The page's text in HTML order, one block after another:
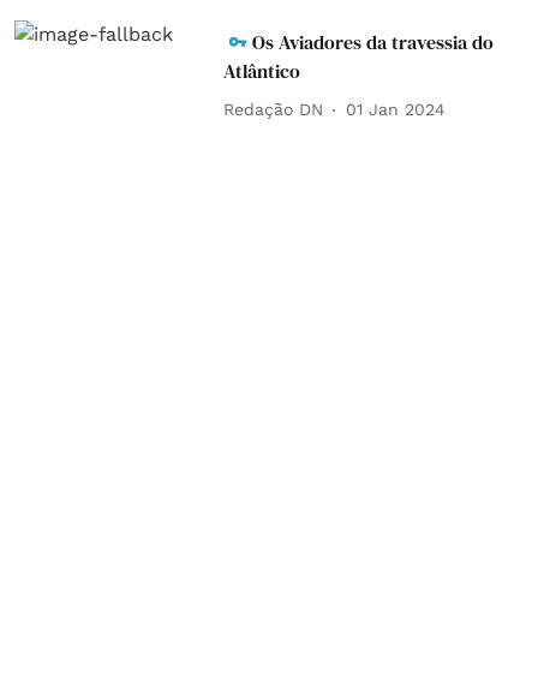
Os Aviadores da travessia do
Atlântico
Redação DN 01 Jan 2024